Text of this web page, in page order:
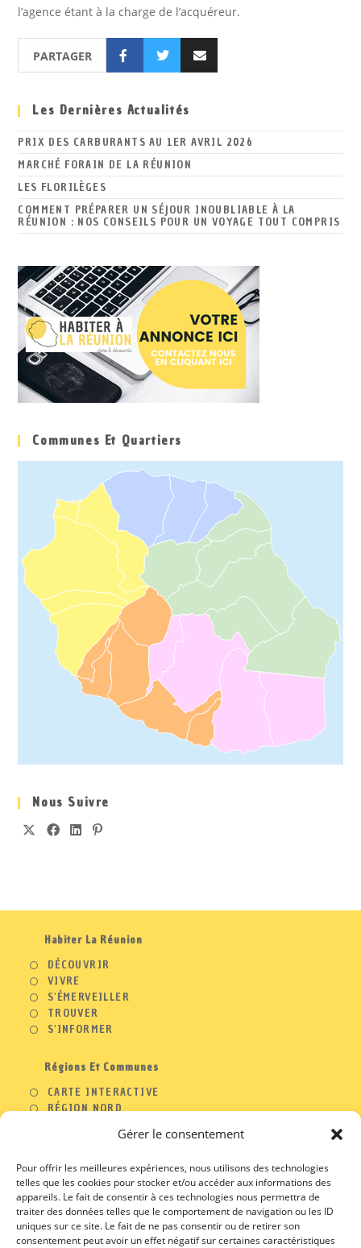
Gérer le consentement
Pour offrir les meilleures expériences, nous utilisons des technologies
telles que les cookies pour stocker et/ou accéder aux informations des
appareils. Le fait de consentir à ces technologies nous permettra de
traiter des données telles que le comportement de navigation ou les ID
uniques sur ce site. Le fait de ne pas consentir ou de retirer son
consentement peut avoir un effet négatif sur certaines caractéristiques
l’agence étant à la charge de l’acquéreur.
PARTAGER
Les Dernières Actualités
PRIX DES CARBURANTS AU 1ER AVRIL 2026
MARCHÉ FORAIN DE LA RÉUNION
LES FLORILÈGES
COMMENT PRÉPARER UN SÉJOUR INOUBLIABLE À LA
RÉUNION : NOS CONSEILS POUR UN VOYAGE TOUT COMPRIS
Communes Et Quartiers
Nous Suivre
Habiter La Réunion
DÉCOUVRIR
VIVRE
S'ÉMERVEILLER
TROUVER
S'INFORMER
Régions Et Communes
CARTE INTERACTIVE
RÉGION NORD
A PROPOS
CONTACT